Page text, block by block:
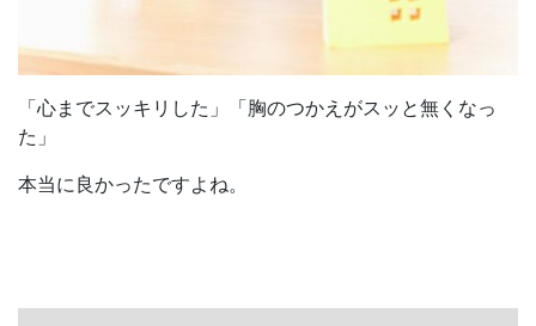
「心までスッキリした」「胸のつかえがスッと無くなっ
た」
本当に良かったですよね。